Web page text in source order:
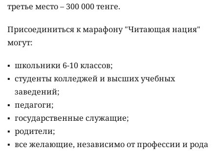
третье место – 300 000 тенге.
Присоединиться к марафону "Читающая нация"
могут:
школьники 6-10 классов;
студенты колледжей и высших учебных
заведений;
педагоги;
государственные служащие;
родители;
все желающие, независимо от профессии и рода